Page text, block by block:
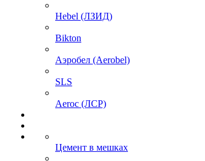
Hebel (ЛЗИД)
Bikton
Аэробел (Aerobel)
SLS
Aeroc (ЛСР)
Цемент в мешках